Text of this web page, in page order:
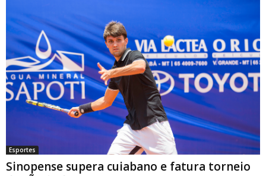
Esportes
Sinopense supera cuiabano e fatura torneio